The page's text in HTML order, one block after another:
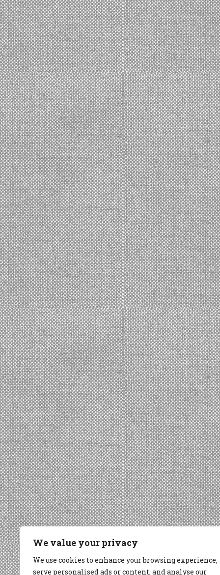
We value your privacy
We use cookies to enhance your browsing experience,
serve personalised ads or content, and analyse our